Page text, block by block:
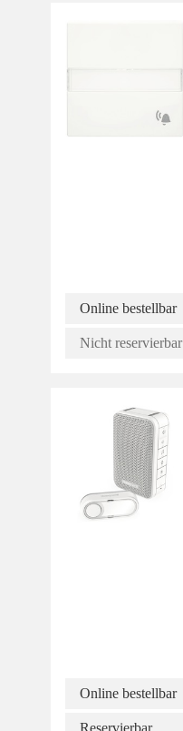
Online bestellbar
Nicht reservierbar
Online bestellbar
Reservierbar